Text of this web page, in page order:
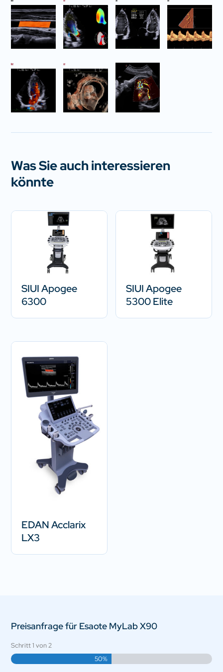
Was Sie auch interessieren
könnte
SIUI Apogee
6300
SIUI Apogee
5300 Elite
EDAN Acclarix
LX3
Preisanfrage für Esaote MyLab X90
Schritt1 von2
50%